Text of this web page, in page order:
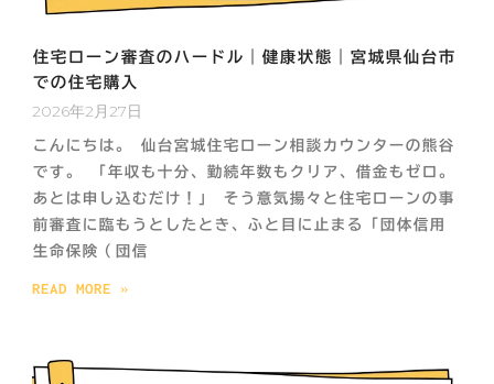
住宅ローン審査のハードル｜健康状態｜宮城県仙台市
での住宅購入
2026年2月27日
こんにちは。 仙台宮城住宅ローン相談カウンターの熊谷
です。 「年収も十分、勤続年数もクリア、借金もゼロ。
あとは申し込むだけ！」 そう意気揚々と住宅ローンの事
前審査に臨もうとしたとき、ふと目に止まる「団体信用
生命保険（団信
READ MORE »